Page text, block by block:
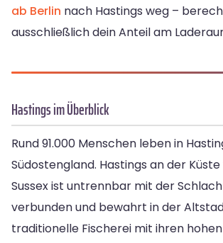
ab Berlin nach Hastings weg –
ausschließlich dein Anteil am
Hastings im Überblick
Rund 91.000 Menschen leben in
Südostengland. Hastings an der Küste
Sussex ist untrennbar mit der
verbunden und bewahrt in der
traditionelle Fischerei mit ihren